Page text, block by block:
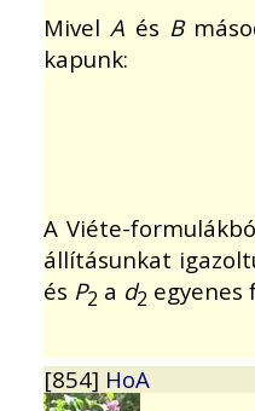
MivelA és B
kapunk:
A Viéte-
állításunkat
és P2 a d2 egyenes
[854] HoA